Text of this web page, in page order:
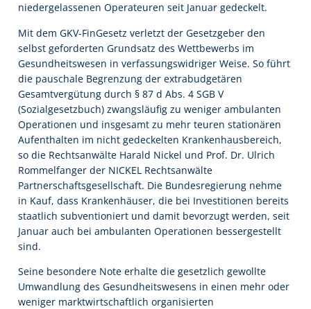
niedergelassenen Operateuren seit Januar gedeckelt.
Mit dem GKV-FinGesetz verletzt der Gesetzgeber den
selbst geforderten Grundsatz des Wettbewerbs im
Gesundheitswesen in verfassungswidriger Weise. So führt
die pauschale Begrenzung der extrabudgetären
Gesamtvergütung durch § 87 d Abs. 4 SGB V
(Sozialgesetzbuch) zwangsläufig zu weniger ambulanten
Operationen und insgesamt zu mehr teuren stationären
Aufenthalten im nicht gedeckelten Krankenhausbereich,
so die Rechtsanwälte Harald Nickel und Prof. Dr. Ulrich
Rommelfanger der NICKEL Rechtsanwälte
Partnerschaftsgesellschaft. Die Bundesregierung nehme
in Kauf, dass Krankenhäuser, die bei Investitionen bereits
staatlich subventioniert und damit bevorzugt werden, seit
Januar auch bei ambulanten Operationen bessergestellt
sind.
Seine besondere Note erhalte die gesetzlich gewollte
Umwandlung des Gesundheitswesens in einen mehr oder
weniger marktwirtschaftlich organisierten